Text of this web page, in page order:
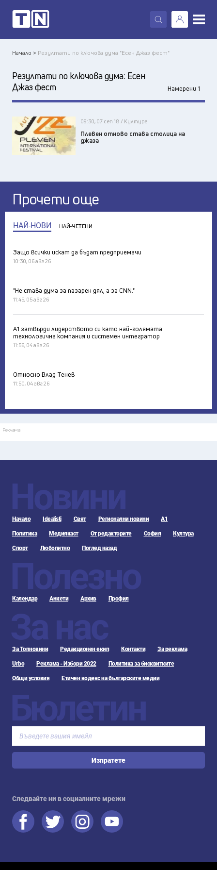
X
Начало > Резултати по ключова дума "Есен Джаз фест"
Резултати по ключова дума: Есен
Джаз фест
Намерени 1
09:30, 07 сеп 18 / Култура
Плевен отново става столица на
джаза
Прочети още
НАЙ-НОВИ НАЙ-ЧЕТЕНИ
Защо всички искат да бъдат предприемачи
10:30, 06 авг 26
"Не става дума за пазарен дял, а за CNN."
11:45, 05 авг 26
А1 затвърди лидерството си като най-голямата
технологична компания и системен интегратор
11:56, 04 авг 26
Относно Влад Тенев
11:50, 04 авг 26
Реклама
Новини
Начало Idealisti Свят Регионални новини А1
Политика Медиякаст От редакторите София Култура
Спорт Любопитно Поглед назад
Полезно
Календар Анкети Архив Профил
За нас
За Топновини Редакционен екип Контакти За реклама
Urbo Реклама - Избори 2022 Политика за бисквитките
Общи условия Етичен кодекс на българските медии
Бюлетин
Изпратете
Следвайте ни в социалните мрежи